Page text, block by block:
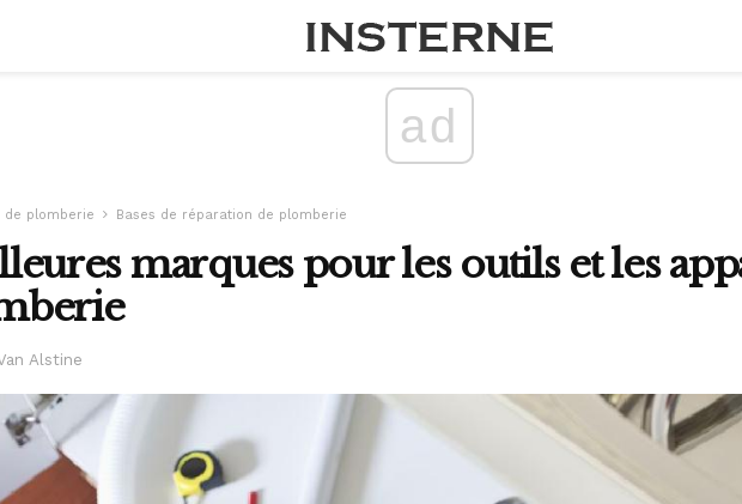
ad
de plomberie Bases de réparation de plomberie
marques pour les outils et les
Alstine